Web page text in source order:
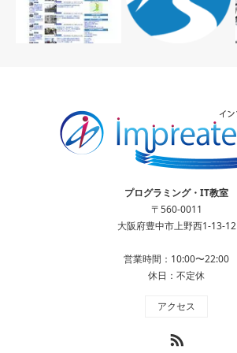
プログラミング・IT教室
〒560-0011
大阪府豊中市上野西1-13-12
営業時間：10:00〜22:00
休日：不定休
アクセス